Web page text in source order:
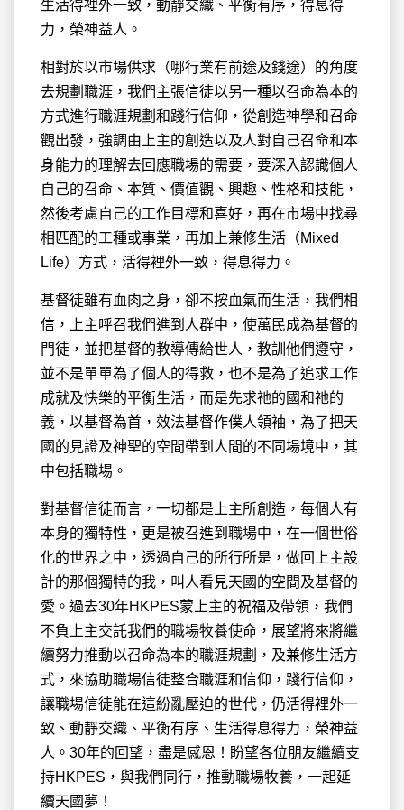
生活得裡外一致，動靜交織、平衡有序，得息得
力，榮神益人。
相對於以市場供求（哪行業有前途及錢途）的角度
去規劃職涯，我們主張信徒以另一種以召命為本的
方式進行職涯規劃和踐行信仰，從創造神學和召命
觀出發，強調由上主的創造以及人對自己召命和本
身能力的理解去回應職場的需要，要深入認識個人
自己的召命、本質、價值觀、興趣、性格和技能，
然後考慮自己的工作目標和喜好，再在市場中找尋
相匹配的工種或事業，再加上兼修生活（Mixed
Life）方式，活得裡外一致，得息得力。
基督徒雖有血肉之身，卻不按血氣而生活，我們相
信，上主呼召我們進到人群中，使萬民成為基督的
門徒，並把基督的教導傳給世人，教訓他們遵守，
並不是單單為了個人的得救，也不是為了追求工作
成就及快樂的平衡生活，而是先求祂的國和祂的
義，以基督為首，效法基督作僕人領袖，為了把天
國的見證及神聖的空間帶到人間的不同場境中，其
中包括職場。
對基督信徒而言，一切都是上主所創造，每個人有
本身的獨特性，更是被召進到職場中，在一個世俗
化的世界之中，透過自己的所行所是，做回上主設
計的那個獨特的我，叫人看見天國的空間及基督的
愛。過去30年HKPES蒙上主的祝福及帶領，我們
不負上主交託我們的職場牧養使命，展望將來將繼
續努力推動以召命為本的職涯規劃，及兼修生活方
式，來協助職場信徒整合職涯和信仰，踐行信仰，
讓職場信徒能在這紛亂壓迫的世代，仍活得裡外一
致、動靜交織、平衡有序、生活得息得力，榮神益
人。30年的回望，盡是感恩！盼望各位朋友繼續支
持HKPES，與我們同行，推動職場牧養，一起延
續天國夢！